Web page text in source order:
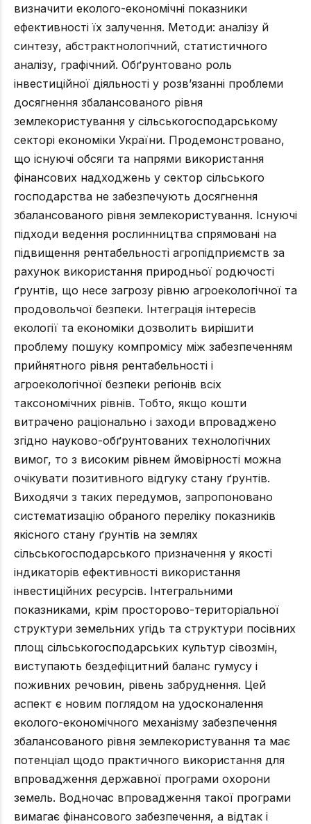
визначити еколого-економічні показники
ефективності їх залучення. Методи: аналізу й
синтезу, абстрактнологічний, статистичного
аналізу, графічний. Обґрунтовано роль
інвестиційної діяльності у розв’язанні проблеми
досягнення збалансованого рівня
землекористування у сільськогосподарському
секторі економіки України. Продемонстровано,
що існуючі обсяги та напрями використання
фінансових надходжень у сектор сільського
господарства не забезпечують досягнення
збалансованого рівня землекористування. Існуючі
підходи ведення рослинництва спрямовані на
підвищення рентабельності агропідприємств за
рахунок використання природньої родючості
ґрунтів, що несе загрозу рівню агроекологічної та
продовольчої безпеки. Інтеграція інтересів
екології та економіки дозволить вирішити
проблему пошуку компромісу між забезпеченням
прийнятного рівня рентабельності і
агроекологічної безпеки регіонів всіх
таксономічних рівнів. Тобто, якщо кошти
витрачено раціонально і заходи впроваджено
згідно науково-обґрунтованих технологічних
вимог, то з високим рівнем ймовірності можна
очікувати позитивного відгуку стану ґрунтів.
Виходячи з таких передумов, запропоновано
систематизацію обраного переліку показників
якісного стану ґрунтів на землях
сільськогосподарського призначення у якості
індикаторів ефективності використання
інвестиційних ресурсів. Інтегральними
показниками, крім просторово-територіальної
структури земельних угідь та структури посівних
площ сільськогосподарських культур сівозмін,
виступають бездефіцитний баланс гумусу і
поживних речовин, рівень забруднення. Цей
аспект є новим поглядом на удосконалення
еколого-економічного механізму забезпечення
збалансованого рівня землекористування та має
потенціал щодо практичного використання для
впровадження державної програми охорони
земель. Водночас впровадження такої програми
вимагає фінансового забезпечення, а відтак і